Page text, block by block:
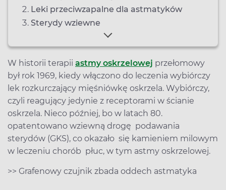
Leki przeciwzapalne dla astmatyków
Sterydy wziewne
W historii terapii astmy oskrzelowej przełomowy
był rok 1969, kiedy włączono do leczenia wybiórczy
lek rozkurczający mięśniówkę oskrzela. Wybiórczy,
czyli reagujący jedynie z receptorami w ścianie
oskrzela. Nieco później, bo w latach 80.
opatentowano wziewną drogę podawania
sterydów (GKS), co okazało się kamieniem milowym
w leczeniu chorób płuc, w tym astmy oskrzelowej.
>> Grafenowy czujnik zbada oddech astmatyka